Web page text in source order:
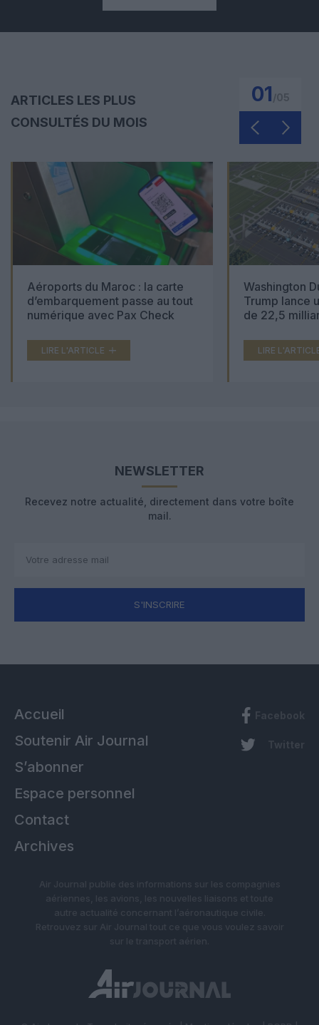
ARTICLES LES PLUS
CONSULTÉS DU MOIS
01
Aéroports du Maroc : la carte
d’embarquement passe au tout
numérique avec Pax Check
LIRE L'ARTICLE
Washington
Trump lance
de 22,5
LIRE
NEWSLETTER
Recevez notre actualité, directement dans votre boîte
mail.
S'INSCRIRE
Accueil
Soutenir Air Journal
S’abonner
Espace personnel
Contact
Archives